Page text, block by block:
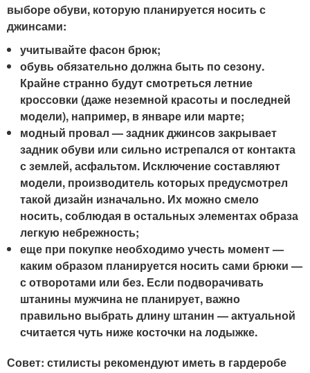
выборе обуви, которую планируется носить с
джинсами:
учитывайте фасон брюк;
обувь обязательно должна быть по сезону.
Крайне странно будут смотреться летние
кроссовки (даже неземной красоты и последней
модели), например, в январе или марте;
модный провал — задник джинсов закрывает
задник обуви или сильно истрепался от контакта
с землей, асфальтом. Исключение составляют
модели, производитель которых предусмотрел
такой дизайн изначально. Их можно смело
носить, соблюдая в остальных элементах образа
легкую небрежность;
еще при покупке необходимо учесть момент —
каким образом планируется носить сами брюки —
с отворотами или без. Если подворачивать
штанины мужчина не планирует, важно
правильно выбрать длину штанин — актуальной
считается чуть ниже косточки на лодыжке.
Совет: стилисты рекомендуют иметь в гардеробе